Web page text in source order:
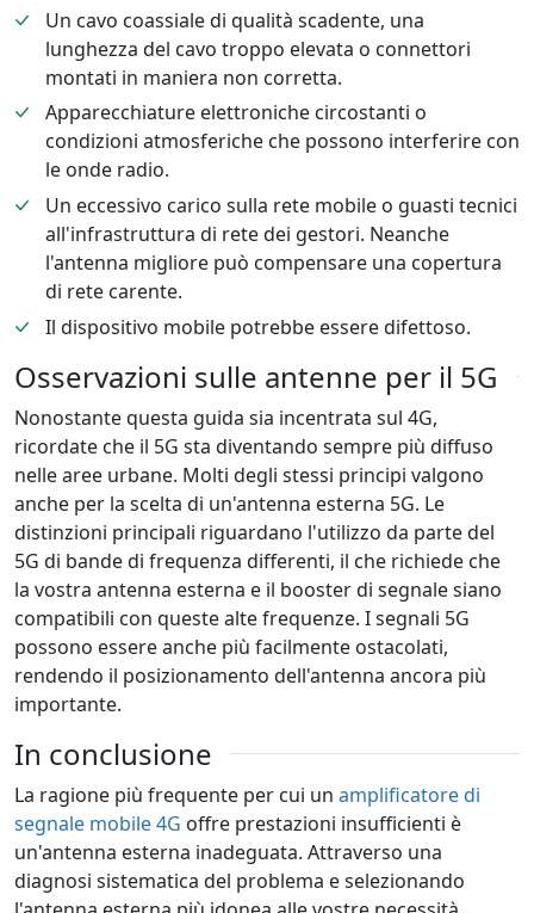
Un cavo coassiale di qualità scadente, una
lunghezza del cavo troppo elevata o connettori
montati in maniera non corretta.
Apparecchiature elettroniche circostanti o
condizioni atmosferiche che possono interferire con
le onde radio.
Un eccessivo carico sulla rete mobile o guasti tecnici
all'infrastruttura di rete dei gestori. Neanche
l'antenna migliore può compensare una copertura
di rete carente.
Il dispositivo mobile potrebbe essere difettoso.
Osservazioni sulle antenne per il 5G
Nonostante questa guida sia incentrata sul 4G,
ricordate che il 5G sta diventando sempre più diffuso
nelle aree urbane. Molti degli stessi principi valgono
anche per la scelta di un'antenna esterna 5G. Le
distinzioni principali riguardano l'utilizzo da parte del
5G di bande di frequenza differenti, il che richiede che
la vostra antenna esterna e il booster di segnale siano
compatibili con queste alte frequenze. I segnali 5G
possono essere anche più facilmente ostacolati,
rendendo il posizionamento dell'antenna ancora più
importante.
In conclusione
La ragione più frequente per cui un amplificatore di
segnale mobile 4G offre prestazioni insufficienti è
un'antenna esterna inadeguata. Attraverso una
diagnosi sistematica del problema e selezionando